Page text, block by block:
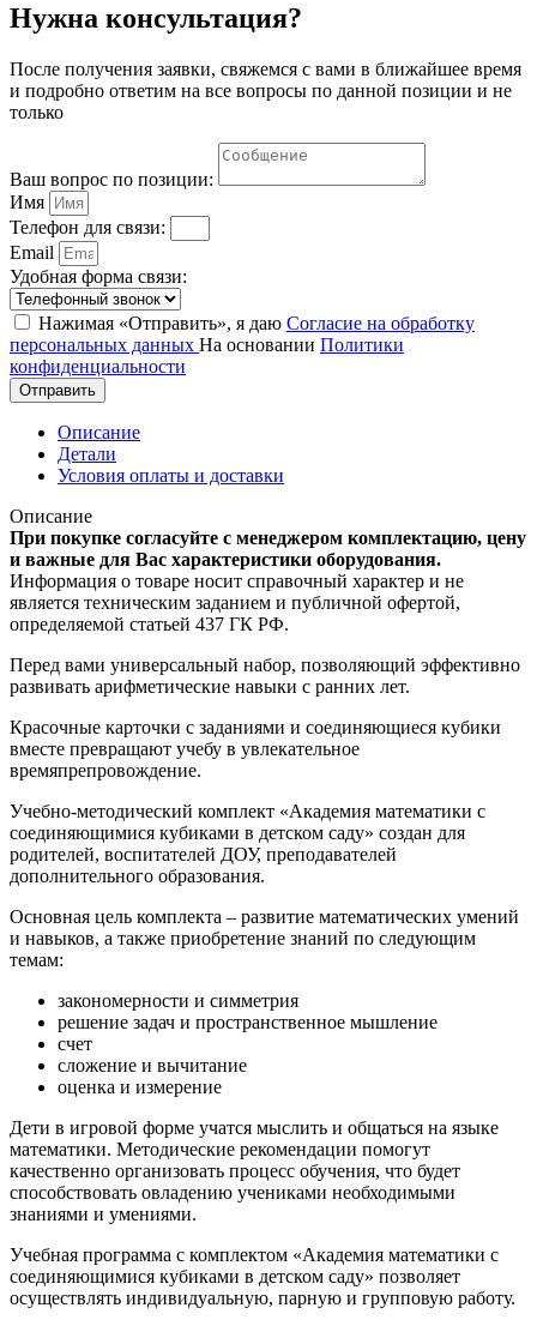
Нужна консультация?
После получения заявки, свяжемся с вами в ближайшее время
и подробно ответим на все вопросы по данной позиции и не
только
Ваш вопрос по позиции:
Имя
Телефон для связи:
Email
Удобная форма связи:
Нажимая «Отправить», я даю Согласие на обработку
персональных данных На основании Политики
конфиденциальности
Отправить
Описание
Детали
Условия оплаты и доставки
Описание
При покупке согласуйте с менеджером комплектацию, цену
и важные для Вас характеристики оборудования.
Информация о товаре носит справочный характер и не
является техническим заданием и публичной офертой,
определяемой статьей 437 ГК РФ.
Перед вами универсальный набор, позволяющий эффективно
развивать арифметические навыки с ранних лет.
Красочные карточки с заданиями и соединяющиеся кубики
вместе превращают учебу в увлекательное
времяпрепровождение.
Учебно-методический комплект «Академия математики с
соединяющимися кубиками в детском саду» создан для
родителей, воспитателей ДОУ, преподавателей
дополнительного образования.
Основная цель комплекта – развитие математических умений
и навыков, а также приобретение знаний по следующим
темам:
закономерности и симметрия
решение задач и пространственное мышление
счет
сложение и вычитание
оценка и измерение
Дети в игровой форме учатся мыслить и общаться на языке
математики. Методические рекомендации помогут
качественно организовать процесс обучения, что будет
способствовать овладению учениками необходимыми
знаниями и умениями.
Учебная программа с комплектом «Академия математики с
соединяющимися кубиками в детском саду» позволяет
осуществлять индивидуальную, парную и групповую работу.